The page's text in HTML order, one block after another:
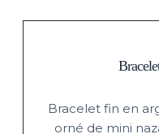
Bracelet fin en
orné de mini